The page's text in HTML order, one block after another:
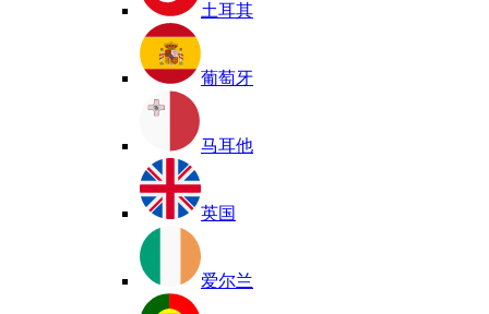
土耳其
葡萄牙
马耳他
英国
爱尔兰